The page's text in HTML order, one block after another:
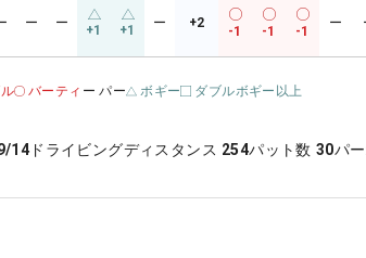
ー ー +1 +1 ー +2
-1 -1 -1
ー
バーティ ー パー ボギー ダブルボギー以上
14 ドライビングディスタンス 254パット数 30パ